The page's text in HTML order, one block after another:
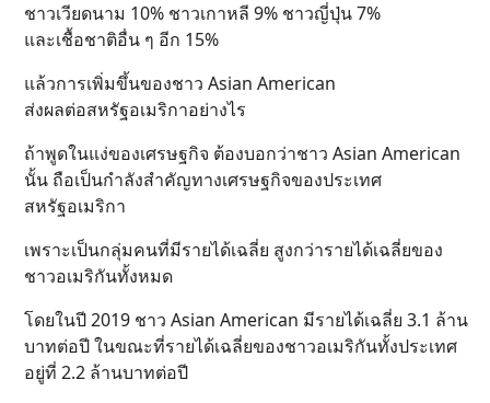
ชาวเวียดนาม 10% ชาวเกาหลี 9% ชาวญี่ปุ่น 7%
และเชื้อชาติอื่น ๆ อีก 15%
แล้วการเพิ่มขึ้นของชาว Asian American
ส่งผลต่อสหรัฐอเมริกาอย่างไร
ถ้าพูดในแง่ของเศรษฐกิจ ต้องบอกว่าชาว Asian American
นั้น ถือเป็นกำลังสำคัญทางเศรษฐกิจของประเทศ
สหรัฐอเมริกา
เพราะเป็นกลุ่มคนที่มีรายได้เฉลี่ย สูงกว่ารายได้เฉลี่ยของ
ชาวอเมริกันทั้งหมด
โดยในปี 2019 ชาว Asian American มีรายได้เฉลี่ย 3.1 ล้าน
บาทต่อปี ในขณะที่รายได้เฉลี่ยของชาวอเมริกันทั้งประเทศ
อยู่ที่ 2.2 ล้านบาทต่อปี